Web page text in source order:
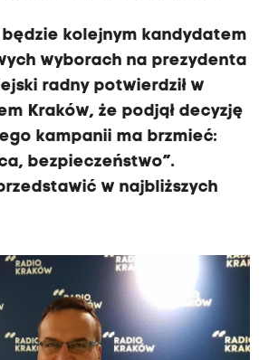
będzie kolejnym kandydatem
wyborach na prezydenta
radny potwierdził w
Kraków, że podjął decyzję
kampanii ma brzmieć:
bezpieczeństwo”.
w najbliższych